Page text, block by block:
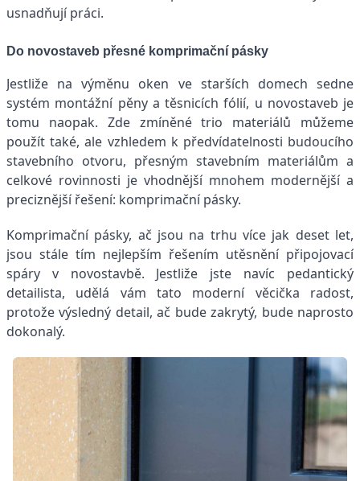
usnadňují práci.
Do novostaveb přesné komprimační pásky
Jestliže na výměnu oken ve starších domech sedne
systém montážní pěny a těsnicích fólií, u novostaveb je
tomu naopak. Zde zmíněné trio materiálů můžeme
použít také, ale vzhledem k předvídatelnosti budoucího
stavebního otvoru, přesným stavebním materiálům a
celkové rovinnosti je vhodnější mnohem modernější a
preciznější řešení: komprimační pásky.
Komprimační pásky, ač jsou na trhu více jak deset let,
jsou stále tím nejlepším řešením utěsnění připojovací
spáry v novostavbě. Jestliže jste navíc pedantický
detailista, udělá vám tato moderní věcička radost,
protože výsledný detail, ač bude zakrytý, bude naprosto
dokonalý.